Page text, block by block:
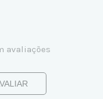
avaliações